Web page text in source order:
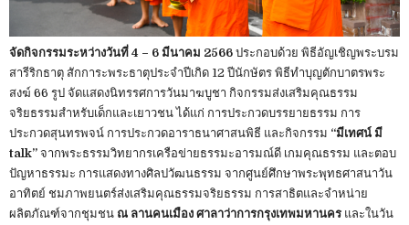
จัดกิจกรรมระหว่างวันที่ 4 – 6 มีนาคม 2566 ประกอบด้วย พิธีอัญเชิญพระบรม
สารีริกธาตุ สักการะพระธาตุประจำปีเกิด 12 ปีนักษัตร พิธีทำบุญตักบาตรพระ
สงฆ์ 66 รูป จัดแสดงนิทรรศการวันมาฆบูชา กิจกรรมส่งเสริมคุณธรรม
จริยธรรมสำหรับเด็กและเยาวชน ได้แก่ การประกวดบรรยายธรรม การ
ประกวดสุนทรพจน์ การประกวดอาราธนาศาสนพิธี และกิจกรรม “มีเทศน์ มี
talk” จากพระธรรมวิทยากรเครือข่ายธรรมะอารมณ์ดี เกมคุณธรรม และตอบ
ปัญหาธรรมะ การแสดงทางศิลปวัฒนธรรม จากศูนย์ศึกษาพระพุทธศาสนาวัน
อาทิตย์ ชมภาพยนตร์ส่งเสริมคุณธรรมจริยธรรม การสาธิตและจำหน่าย
ผลิตภัณฑ์จากชุมชน ณ ลานคนเมือง ศาลาว่าการกรุงเทพมหานคร และในวัน